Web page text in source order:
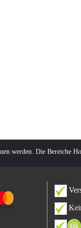
werden. Die